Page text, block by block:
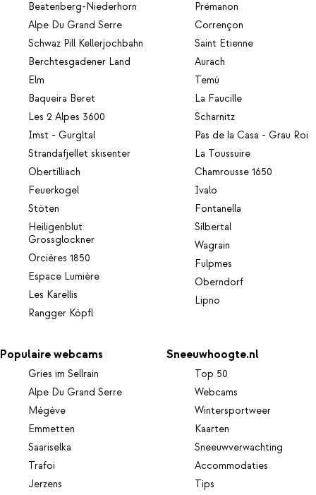
Beatenberg-Niederhorn
Alpe Du Grand Serre
Schwaz Pill Kellerjochbahn
Berchtesgadener Land
Elm
Baqueira Beret
Les 2 Alpes 3600
Imst - Gurgltal
Strandafjellet skisenter
Obertilliach
Feuerkogel
Stöten
Heiligenblut
Grossglockner
Orcières 1850
Espace Lumière
Les Karellis
Rangger Köpfl
Prémanon
Corrençon
Saint Etienne
Aurach
Temù
La Faucille
Scharnitz
Pas de la Casa - Grau Roi
La Toussuire
Chamrousse 1650
Ivalo
Fontanella
Silbertal
Wagrain
Fulpmes
Oberndorf
Lipno
Populaire webcams
Gries im Sellrain
Alpe Du Grand Serre
Mégève
Emmetten
Saariselka
Trafoi
Jerzens
Sneeuwhoogte.nl
Top 50
Webcams
Wintersportweer
Kaarten
Sneeuwverwachting
Accommodaties
Tips